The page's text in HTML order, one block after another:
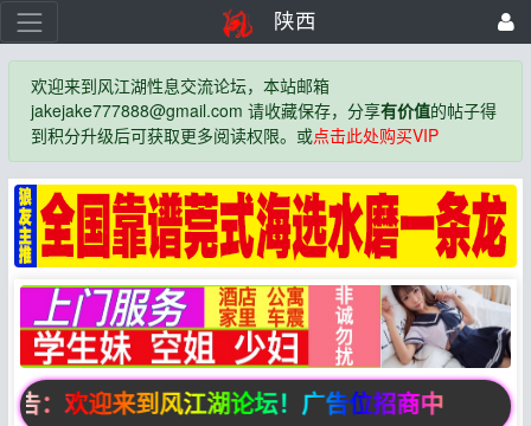
陕西
欢迎来到风江湖性息交流论坛，本站邮箱
jakejake777888@gmail.com 请收藏保存，分享有价值的帖子得
到积分升级后可获取更多阅读权限。或点击此处购买VIP
告：欢迎来到风江湖论坛！广告位招商中